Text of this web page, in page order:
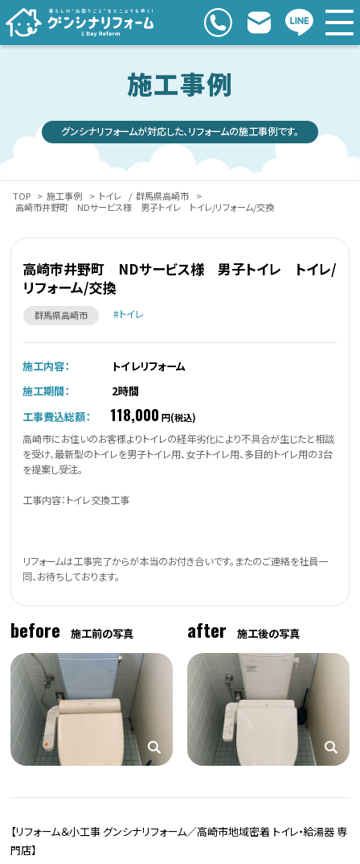
施工事例
グンシナリフォームが対応した、リフォームの施工事例です。
TOP > 施工事例 > トイレ / 群馬県高崎市
>
高崎市井野町 NDサービス様 男子トイレ トイレ/リフォーム/交換
高崎市井野町 NDサービス様 男子トイレ トイレ/
リフォーム/交換
群馬県高崎市 トイレ
施工内容：
トイレリフォーム
施工期間：
2時間
工事費込総額：
118,000 円(税込)
高崎市にお住いのお客様よりトイレの経年劣化により不具合が生じたと相談
を受け、最新型のトイレを男子トイレ用、女子トイレ用、多目的トイレ用の3台
を提案し受注。
工事内容：トイレ交換工事
リフォームは工事完了からが本当のお付き合いです。またのご連絡を社員一
同、お待ちしております。
before 施工前の写真 after 施工後の写真
【リフォーム＆小工事 グンシナリフォーム／高崎市地域密着 トイレ・給湯器 専
門店】